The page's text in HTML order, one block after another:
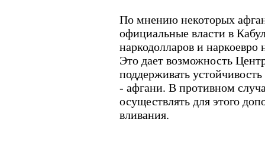
По мнению некоторых
официальные власти в
наркодолларов и
Это дает возможность
поддерживать
- афгани. В противном
осуществлять для этого
вливания.